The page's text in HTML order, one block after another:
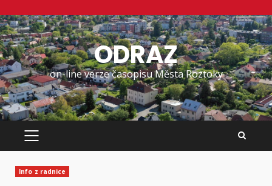
Skip
to
content
ODRAZ
on-line verze časopisu Města Roztoky
PRIMARY
Info z radnice